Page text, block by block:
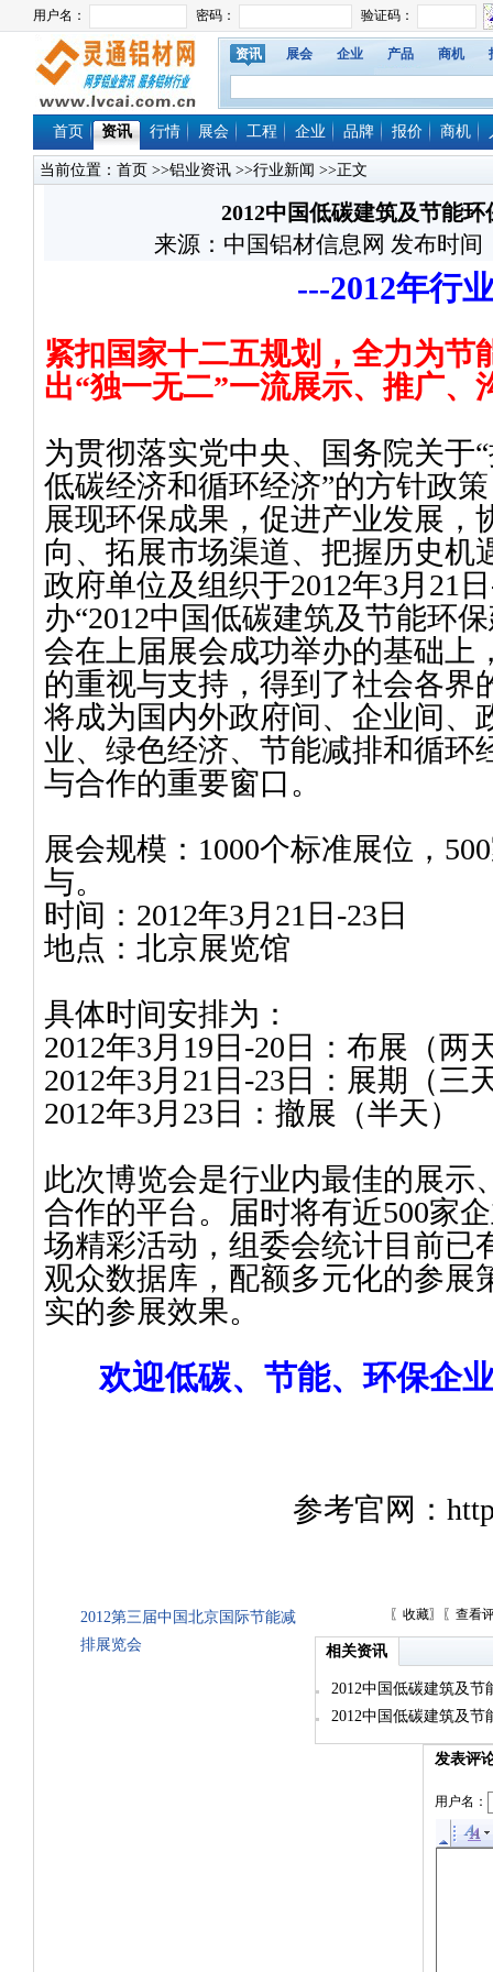
资讯 展会 企业 产品 商机
首页 资讯 行情 展会 工程 企业 品牌 报价 商机
当前位置： 首页 >>铝业资讯 >>行业新闻 >>正文
2012中国低碳建筑及节能
来源：中国铝材信息网 发布时间
---2012年行
紧扣国家十二五规划，全力为节
出“独一无二”一流展示、推广、
为贯彻落实党中央、国务院关于“
低碳经济和循环经济”的方针政
展现环保成果，促进产业发展，
向、拓展市场渠道、把握历史机
政府单位及组织于2012年3月 21 日
办“2012中国低碳建筑及节能环
会在上届展会成功举办的基础上
的重视与支持，得到了社会各界
将成为国内外政府间、企业间、
业、绿色经济、节能减排和循环
与合作的重要窗口。
展会规模： 1000个标准展位， 500
与。
时间： 2012年3月 21 日 -23 日
地点：北京展览馆
具体时间安排为：
2012年3月 19 日 -20 日：布展（两
2012年3月 21 日 -23 日：展期（三
2012年3月 23 日
：撤展（半天）
此次博览会是行业内最佳的展示
合作的平台。届时将有近500家
场精彩活动，组委会统计目前已
观众数据库，配额多元化的参展
实的参展效果。
欢迎低碳、节能、环保企
参考官网：
2012第三届中国北京国际节能减
排展览会
〖 收藏〗〖 查看
相关资讯
2012中国低碳建筑及节
2012中国低碳建筑及
出炉
发表评
用户名：